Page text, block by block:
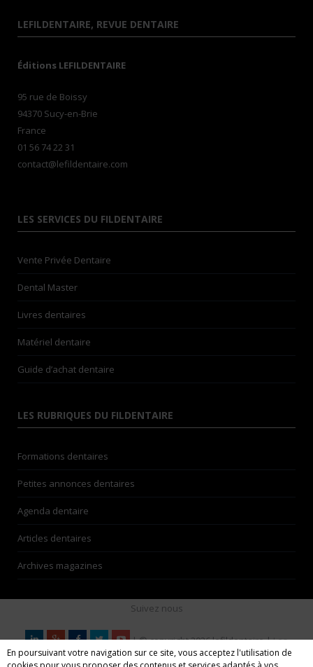
En poursuivant votre navigation sur ce site, vous acceptez l'utilisation de
LEFILDENTAIRE, REVUE DENTAIRE
Éditions LEFILDENTAIRE
95 rue de Boissy
94370 Sucy-en-Brie
France
01 56 74 22 31
contact@lefildentaire.com
LES SERVICES DU FILDENTAIRE
Vente Privée Dentaire
Dental Master
Livres dentaires
Matériel dentaire
Guide d’achat dentaire
LES RUBRIQUES DU FILDENTAIRE
Formations dentaires
Petites annonces dentaires
Agenda dentaire
Articles dentaires
Archives magazines
Suivez nous
| © copyright 2026 lefildentaire |Les
auteurs| Espace annonceurs | Nos partenaires |Mentions